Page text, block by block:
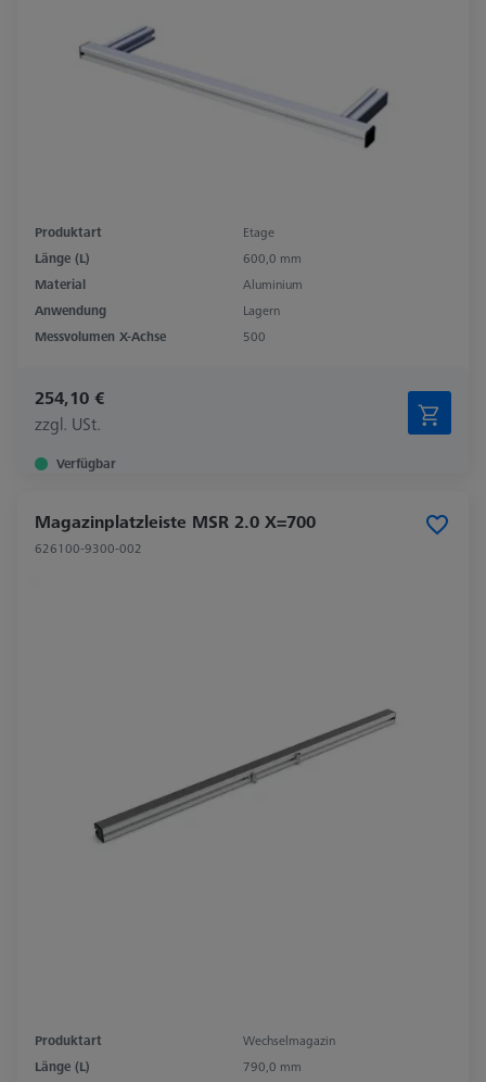
Produktart
Etage
Länge (L)
600,0 mm
Material
Aluminium
Anwendung
Lagern
Messvolumen X-Achse
500
254,10 €
zzgl. USt.
Verfügbar
Magazinplatzleiste MSR 2.0 X=700
626100-9300-002
Produktart
Wechselmagazin
Länge (L)
790,0 mm